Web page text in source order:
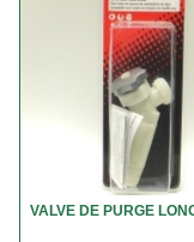
VALVE DE PURGE